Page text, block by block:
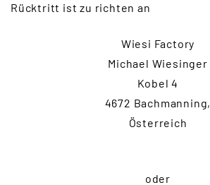
Rücktritt ist zu richten an
Wiesi Factory
Michael Wiesinger
Kobel 4
4672 Bachmanning,
Österreich
oder